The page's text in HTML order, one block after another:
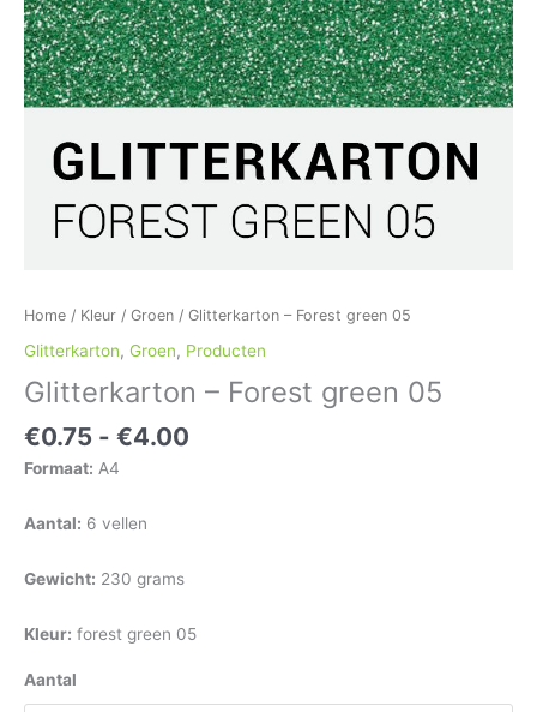
Home / Kleur / Groen / Glitterkarton – Forest green 05
Glitterkarton, Groen, Producten
Glitterkarton – Forest green 05
€0.75 - €4.00
Formaat: A4
Aantal: 6 vellen
Gewicht: 230 grams
Kleur: forest green 05
Aantal